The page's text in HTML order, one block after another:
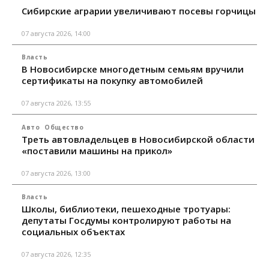
Сибирские аграрии увеличивают посевы горчицы
07 августа 2026, 14:00
Власть
В Новосибирске многодетным семьям вручили
сертификаты на покупку автомобилей
07 августа 2026, 13:55
Авто Общество
Треть автовладельцев в Новосибирской области
«поставили машины на прикол»
07 августа 2026, 13:00
Власть
Школы, библиотеки, пешеходные тротуары:
депутаты Госдумы контролируют работы на
социальных объектах
07 августа 2026, 12:35